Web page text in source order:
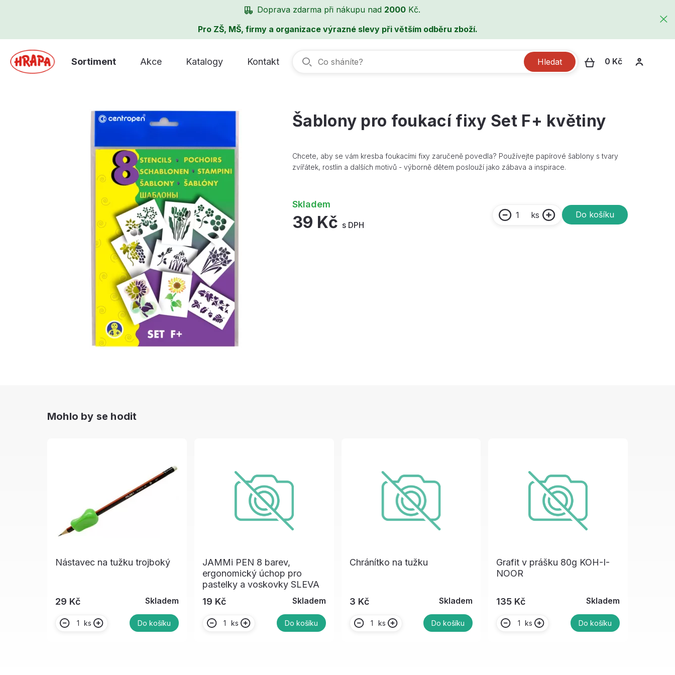
Doprava zdarma při nákupu nad 2000 Kč.
Pro ZŠ, MŠ, firmy a organizace výrazné slevy při větším odběru zboží.
Sortiment Akce Katalogy Kontakt Hledat 0 Kč
Šablony pro foukací fixy Set F+ květiny
Chcete, aby se vám kresba foukacími fixy zaručeně povedla? Používejte papírové šablony s tvary
zvířátek, rostlin a dalších motivů - výborně dětem poslouží jako zábava a inspirace.
Skladem
39 Kč s DPH
ks Do košíku
Mohlo by se hodit
Nástavec na tužku trojboký
29 Kč Skladem
ks Do košíku
JAMMi PEN 8 barev,
ergonomický úchop pro
pastelky a voskovky SLEVA
19 Kč
Skladem
ks Do košíku
Chránítko na tužku
3 Kč Skladem
ks Do košíku
Grafit v prášku 80g KOH-I-
NOOR
135 Kč Skladem
ks Do košíku